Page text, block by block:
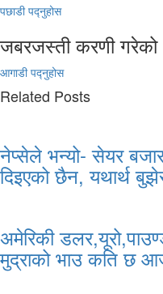
पछाडी पद्नुहोस
जबरजस्ती करणी गरेको
आगाडी पद्नुहोस
Related Posts
नेप्सेले भन्यो- सेयर
दिइएको छैन, यथार्थ
अमेरिकी
मुद्राको भाउ कति छ